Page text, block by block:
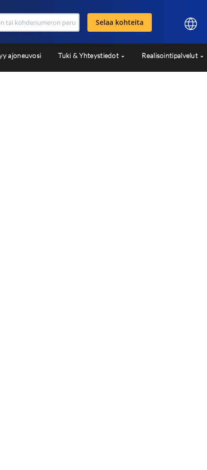
Selaa kohteita
ajoneuvosi Tuki & Yhteystiedot Realisointipalvelut